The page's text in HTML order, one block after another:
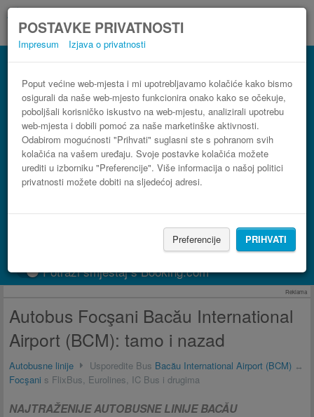
POSTAVKE PRIVATNOSTI
Impresum Izjava o privatnosti
Poput većine web-mjesta i mi upotrebljavamo kolačiće kako bismo
osigurali da naše web-mjesto funkcionira onako kako se očekuje,
poboljšali korisničko iskustvo na web-mjestu, analizirali upotrebu
web-mjesta i dobili pomoć za naše marketinške aktivnosti.
Odabirom mogućnosti "Prihvati" suglasni ste s pohranom svih
kolačića na vašem uređaju. Svoje postavke kolačića možete
urediti u izborniku "Preferencije". Više informacija o našoj politici
privatnosti možete dobiti na sljedećoj adresi.
Preferencije PRIHVATI
Autobus Bacău International Airport
(BCM) Focşani
3 koraka do najpovoljnije autobusne karte
PRONAĐI LINIJU
Potraži smještaj s Booking.com
Reklama
Autobus Focşani Bacău International
Airport (BCM): tamo i nazad
Autobusne linije Usporedite Bus Bacău International Airport (BCM) ↔
Focşani s FlixBus, Eurolines, IC Bus i drugima
NAJTRAŽENIJE AUTOBUSNE LINIJE BACĂU